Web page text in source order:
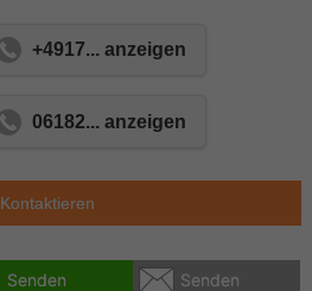
+4917... anzeigen
06182... anzeigen
Kontaktieren
Senden Senden